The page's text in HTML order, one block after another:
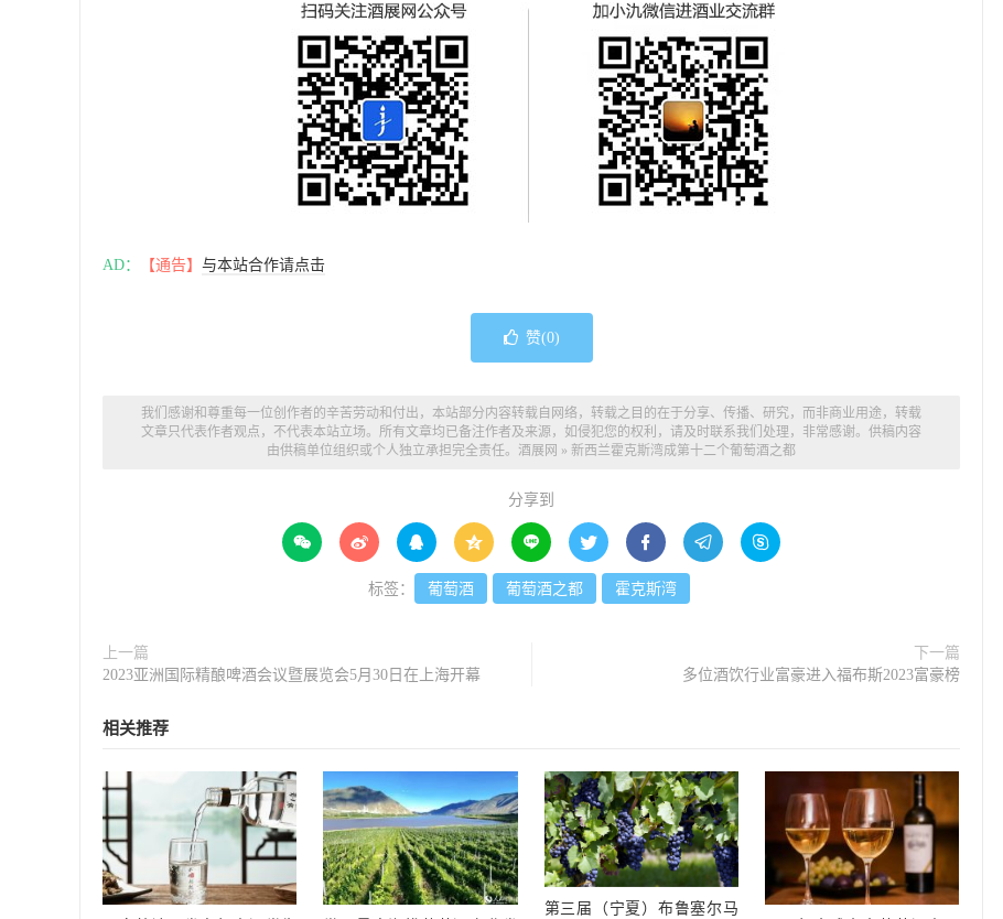
AD： 【通告】 与本站合作请点击
赞(0)
我们感谢和尊重每一位创作者的辛苦劳动和付出，本站部分内容转载自网络，转载之目的在于分享、传播、研究，而非商业用途，转载
文章只代表作者观点，不代表本站立场。所有文章均已备注作者及来源，如侵犯您的权利，请及时联系我们处理，非常感谢。供稿内容
由供稿单位组织或个人独立承担完全责任。 酒展网 » 新西兰霍克斯湾成第十二个葡萄酒之都
分享到
        
标签： 葡萄酒 葡萄酒之都 霍克斯湾
上一篇
2023亚洲国际精酿啤酒会议暨展览会5月30日在上海开幕
下一篇
多位酒饮行业富豪进入福布斯2023富豪榜
相关推荐
第三届（宁夏）布鲁塞尔马